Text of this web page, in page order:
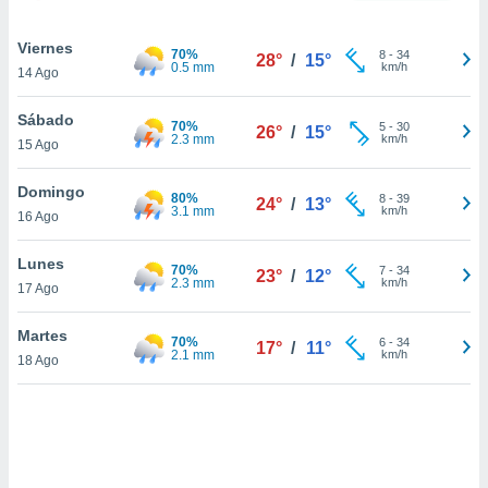
En
sean
el sitio
se
o
aunque
Viernes
14 Ago
70%
0.5 mm
28° / 15° 8- 34
km/h
Sábado
15 Ago
70%
2.3 mm
26° / 15° 5- 30
km/h
Domingo
16 Ago
80%
3.1 mm
24° / 13° 8- 39
km/h
Lunes
17 Ago
70%
2.3 mm
23° / 12° 7- 34
km/h
Martes
18 Ago
70%
2.1 mm
17° / 11° 6- 34
km/h